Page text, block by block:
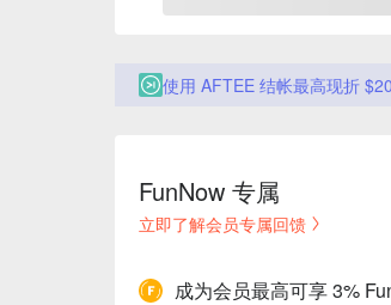
使用 AFTEE 结帐最高现折
FunNow 专属
立即了解会员专属回馈
成为会员最高可享 3%